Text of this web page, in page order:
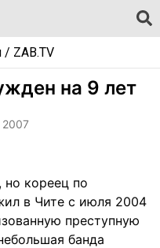
/ ZAB.TV
на 9 лет
2007
кореец по
в Чите с июля 2004
преступную
банда